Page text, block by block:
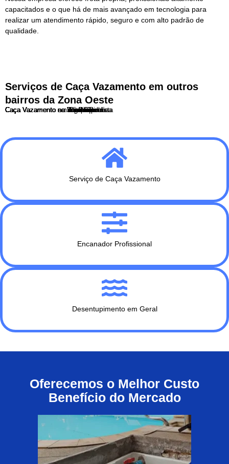
capacitados e o que há de mais avançado em tecnologia para
realizar um atendimento rápido, seguro e com alto padrão de
qualidade.
Serviços de Caça Vazamento em outros
bairros da Zona Oeste
Caça Vazamento no Butantã
Caça Vazamento no Itaim Bibi
Caça Vazamento no Jaguaré
Caça Vazamento no Jardim Paulista
Caça Vazamento na Lapa
Caça Vazamento em Perdizes
Caça Vazamento em Pinheiros
Caça Vazamento na Pompéia
Caça Vazamento no Rio Pequeno
Caça Vazamento na Vila Leopoldina
Caça Vazamento na Vila Madalena
Serviço de Caça Vazamento
Encanador Profissional
Desentupimento em Geral
Oferecemos o Melhor Custo
Benefício do Mercado